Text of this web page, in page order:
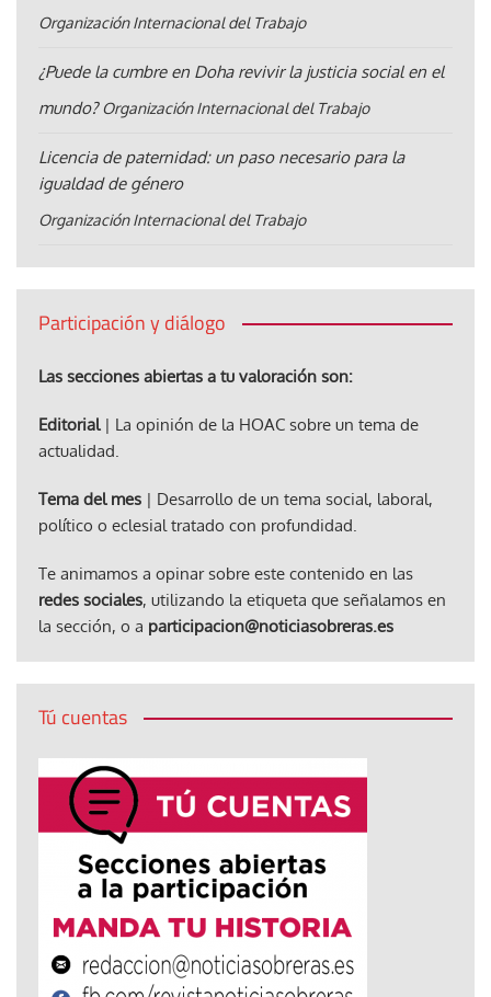
Organización Internacional del Trabajo
¿Puede la cumbre en Doha revivir la justicia social en el
mundo? Organización Internacional del Trabajo
Licencia de paternidad: un paso necesario para la
igualdad de género
Organización Internacional del Trabajo
Participación y diálogo
Las secciones abiertas a tu valoración son:
Editorial| La opinión de la HOAC sobre un tema de
actualidad.
Tema del mes | Desarrollo de un tema social, laboral,
político o eclesial tratado con profundidad.
Te animamos a opinar sobre este contenido en las
redes sociales, utilizando la etiqueta que señalamos en
la sección, o a participacion@noticiasobreras.es
Tú cuentas